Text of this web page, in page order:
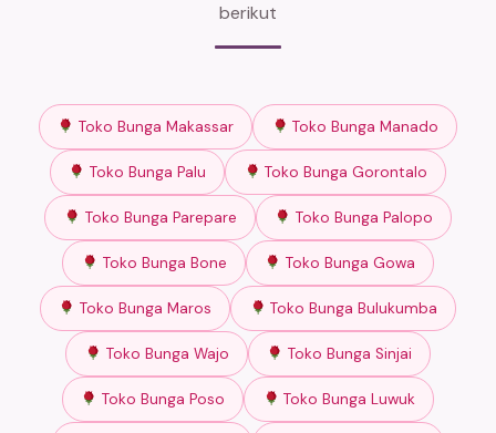
berikut
Toko Bunga Makassar Toko Bunga Manado
Toko Bunga Palu Toko Bunga Gorontalo
Toko Bunga Parepare Toko Bunga Palopo
Toko Bunga Bone Toko Bunga Gowa
Toko Bunga Maros Toko Bunga Bulukumba
Toko Bunga Wajo Toko Bunga Sinjai
Toko Bunga Poso Toko Bunga Luwuk